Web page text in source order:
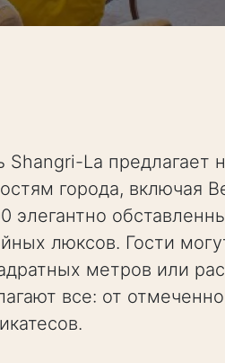
La предлагает
города, включая
элегантно
люксов. Гости
метров или
все: от